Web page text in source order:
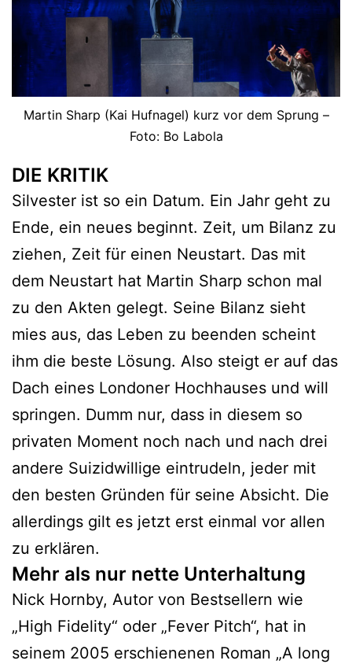
Martin Sharp (Kai Hufnagel) kurz vor dem Sprung –
Foto: Bo Labola
DIE KRITIK
Silvester ist so ein Datum. Ein Jahr geht zu
Ende, ein neues beginnt. Zeit, um Bilanz zu
ziehen, Zeit für einen Neustart. Das mit
dem Neustart hat Martin Sharp schon mal
zu den Akten gelegt. Seine Bilanz sieht
mies aus, das Leben zu beenden scheint
ihm die beste Lösung. Also steigt er auf das
Dach eines Londoner Hochhauses und will
springen. Dumm nur, dass in diesem so
privaten Moment noch nach und nach drei
andere Suizidwillige eintrudeln, jeder mit
den besten Gründen für seine Absicht. Die
allerdings gilt es jetzt erst einmal vor allen
zu erklären.
Mehr als nur nette Unterhaltung
Nick Hornby, Autor von Bestsellern wie
„High Fidelity“ oder „Fever Pitch“, hat in
seinem 2005 erschienenen Roman „A long